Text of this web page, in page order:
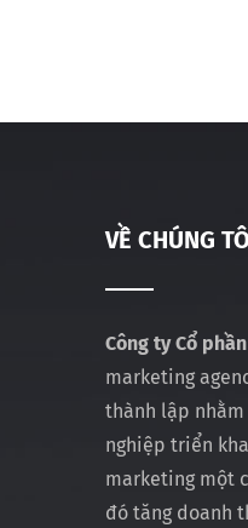
VỀ CHÚNG
Công ty Cổ
marketing
thành lập
nghiệp triển
marketing một
đó tăng doanh